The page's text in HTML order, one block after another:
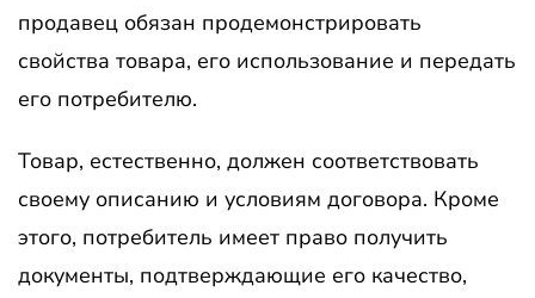
продавец обязан продемонстрировать
свойства товара, его использование и передать
его потребителю.
Товар, естественно, должен соответствовать
своему описанию и условиям договора. Кроме
этого, потребитель имеет право получить
документы, подтверждающие его качество,